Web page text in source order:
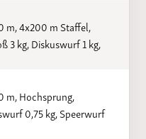
m, 4x200 m Staffel,
3 kg, Diskuswurf 1 kg,
m, Hochsprung,
0,75 kg, Speerwurf